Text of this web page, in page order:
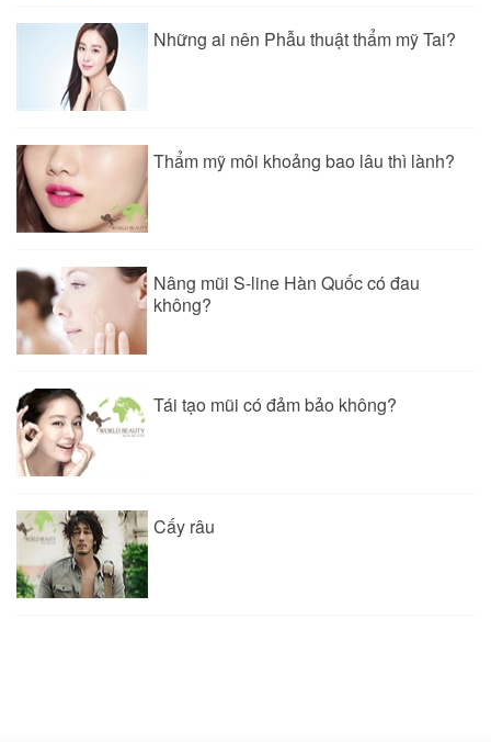
Những ai nên Phẫu thuật thẩm mỹ Tai?
Thẩm mỹ môi khoảng bao lâu thì lành?
Nâng mũi S-line Hàn Quốc có đau
không?
Tái tạo mũi có đảm bảo không?
Cấy râu